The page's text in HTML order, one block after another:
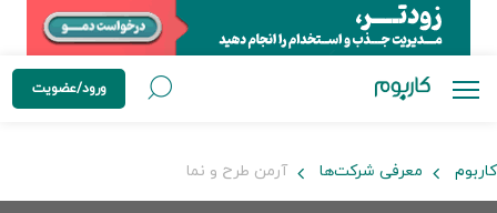
ورود/عضویت
کاربوم معرفی شرکت‌ها آرمن طرح و نما